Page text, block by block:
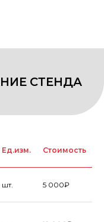
Ед.изм. Стоимость
шт. 5 000₽